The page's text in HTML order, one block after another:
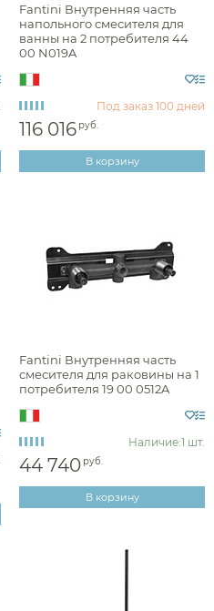
Fantini Внутренняя часть
напольного смесителя для
ванны на 2 потребителя 44
00 N019A
Под заказ 100 дней
116 016 руб.
В корзину
Fantini Внутренняя часть
смесителя для раковины на 1
потребителя 19 00 0512A
Наличие:1 шт.
44 740 руб.
В корзину